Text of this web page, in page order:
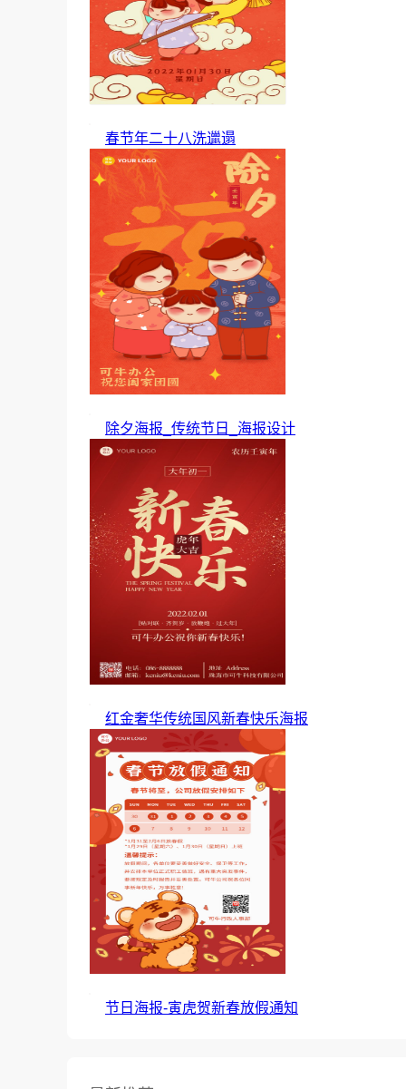
春节年二十八洗邋遢
除夕海报_传统节日_海报设计
红金奢华传统国风新春快乐海报
节日海报-寅虎贺新春放假通知